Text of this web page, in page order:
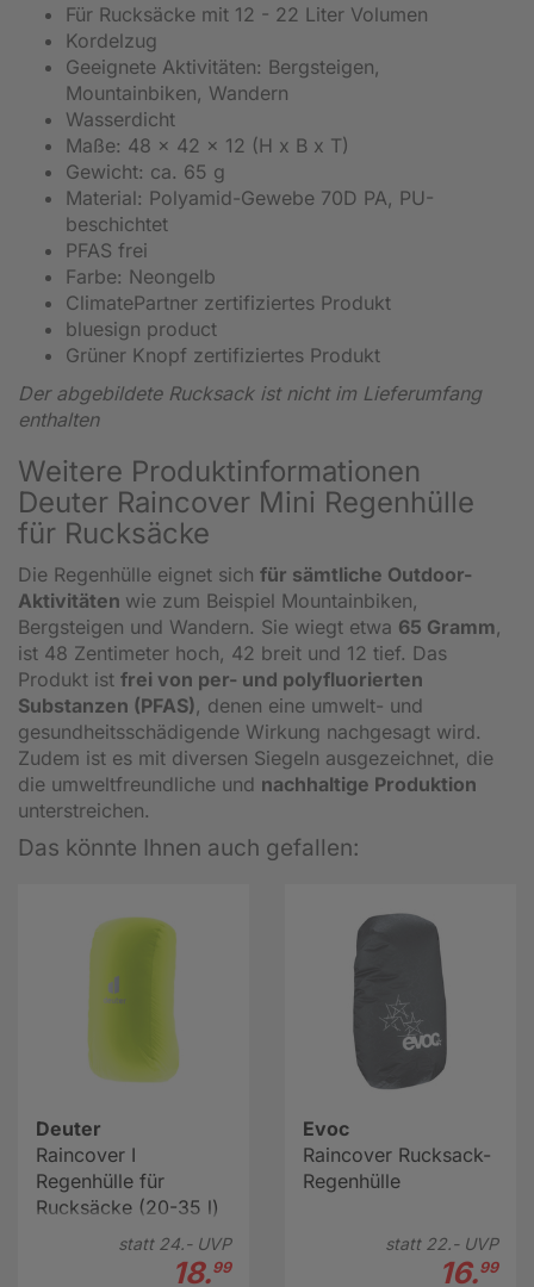
Für Rucksäcke mit 12 - 22 Liter Volumen
Kordelzug
Geeignete Aktivitäten: Bergsteigen,
Mountainbiken, Wandern
Wasserdicht
Maße: 48 x 42 x 12 (H x B x T)
Gewicht: ca. 65 g
Material: Polyamid-Gewebe 70D PA, PU-
beschichtet
PFAS frei
Farbe: Neongelb
ClimatePartner zertifiziertes Produkt
bluesign product
Grüner Knopf zertifiziertes Produkt
Der abgebildete Rucksack ist nicht im Lieferumfang
enthalten
Weitere Produktinformationen
Deuter Raincover Mini Regenhülle
für Rucksäcke
Die Regenhülle eignet sich für sämtliche Outdoor-
Aktivitäten wie zum Beispiel Mountainbiken,
Bergsteigen und Wandern. Sie wiegt etwa 65 Gramm,
ist 48 Zentimeter hoch, 42 breit und 12 tief. Das
Produkt ist frei von per- und polyfluorierten
Substanzen (PFAS), denen eine umwelt- und
gesundheitsschädigende Wirkung nachgesagt wird.
Zudem ist es mit diversen Siegeln ausgezeichnet, die
die umweltfreundliche und nachhaltige Produktion
unterstreichen.
Das könnte Ihnen auch gefallen:
Deuter
Raincover I
Regenhülle für
Rucksäcke (20-35 l)
statt 24.-UVP
18.99
Evoc
Raincover Rucksack-
Regenhülle
statt 22.-UVP
16.99